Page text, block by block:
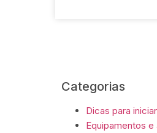
Categorias
Dicas para
Equipamentos